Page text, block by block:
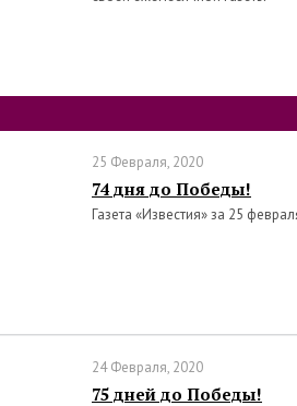
25 Февраля, 2020
74 дня до Победы!
Газета «Известия» за 25
24 Февраля, 2020
75 дней до Победы!